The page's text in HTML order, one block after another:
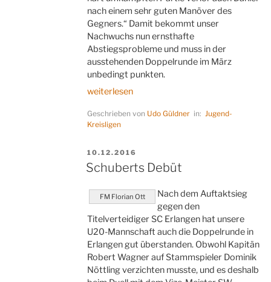
nach einem sehr guten Manöver des
Gegners.“ Damit bekommt unser
Nachwuchs nun ernsthafte
Abstiegsprobleme und muss in der
ausstehenden Doppelrunde im März
unbedingt punkten.
„Vincent
in
Best-
weiterlesen
Geschrieben von Udo Güldner in: Jugend-
Kreisligen
VERÖFFENTLICHT
AM
10.12.2016
Schuberts Debüt
FM Florian Ott
Nach dem Auftaktsieg
gegen den
Titelverteidiger SC Erlangen hat unsere
U20-Mannschaft auch die Doppelrunde in
Erlangen gut überstanden. Obwohl Kapitän
Robert Wagner auf Stammspieler Dominik
Nöttling verzichten musste, und es deshalb